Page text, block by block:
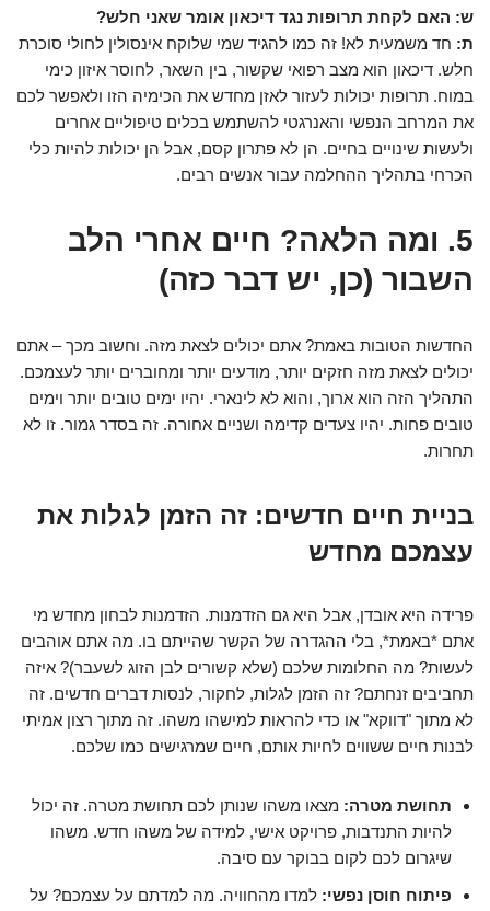
ש: האם לקחת תרופות נגד דיכאון אומר שאני חלש?
ת: חד משמעית לא! זה כמו להגיד שמי שלוקח אינסולין לחולי סוכרת
חלש. דיכאון הוא מצב רפואי שקשור, בין השאר, לחוסר איזון כימי
במוח. תרופות יכולות לעזור לאזן מחדש את הכימיה הזו ולאפשר לכם
את המרחב הנפשי והאנרגטי להשתמש בכלים טיפוליים אחרים
ולעשות שינויים בחיים. הן לא פתרון קסם, אבל הן יכולות להיות כלי
הכרחי בתהליך ההחלמה עבור אנשים רבים.
5. ומה הלאה? חיים אחרי הלב
השבור (כן, יש דבר כזה)
החדשות הטובות באמת? אתם יכולים לצאת מזה. וחשוב מכך – אתם
יכולים לצאת מזה חזקים יותר, מודעים יותר ומחוברים יותר לעצמכם.
התהליך הזה הוא ארוך, והוא לא לינארי. יהיו ימים טובים יותר וימים
טובים פחות. יהיו צעדים קדימה ושניים אחורה. זה בסדר גמור. זו לא
תחרות.
בניית חיים חדשים: זה הזמן לגלות את
עצמכם מחדש
פרידה היא אובדן, אבל היא גם הזדמנות. הזדמנות לבחון מחדש מי
אתם *באמת*, בלי ההגדרה של הקשר שהייתם בו. מה אתם אוהבים
לעשות? מה החלומות שלכם (שלא קשורים לבן הזוג לשעבר)? איזה
תחביבים זנחתם? זה הזמן לגלות, לחקור, לנסות דברים חדשים. זה
לא מתוך "דווקא" או כדי להראות למישהו משהו. זה מתוך רצון אמיתי
לבנות חיים ששווים לחיות אותם, חיים שמרגישים כמו שלכם.
תחושת מטרה: מצאו משהו שנותן לכם תחושת מטרה. זה יכול
להיות התנדבות, פרויקט אישי, למידה של משהו חדש. משהו
שיגרום לכם לקום בבוקר עם סיבה.
פיתוח חוסן נפשי: למדו מהחוויה. מה למדתם על עצמכם? על